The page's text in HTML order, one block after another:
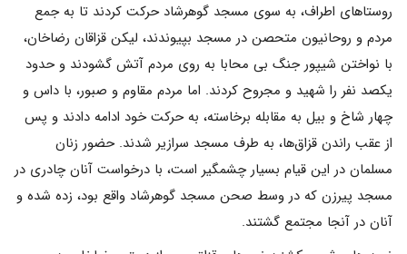
روستاهای اطراف، به سوی مسجد گوهرشاد حرکت کردند تا به جمع
مردم و روحانیون متحصن در مسجد بپیوندند، لیکن قزاقان رضاخان،
با نواختن شیپور جنگ بی محابا به روی مردم آتش گشودند و حدود
یکصد نفر را شهید و مجروح کردند. اما مردم مقاوم و صبور، با داس و
چهار شاخ و بیل به مقابله برخاسته، به حرکت خود ادامه دادند و پس
از عقب راندن قزاق‌ها، به طرف مسجد سرازیر شدند. حضور زنان
مسلمان در این قیام بسیار چشمگیر است، با درخواست آنان چادری در
مسجد پیرزن که در وسط صحن مسجد گوهرشاد واقع بود، زده شده و
آنان در آنجا مجتمع گشتند.